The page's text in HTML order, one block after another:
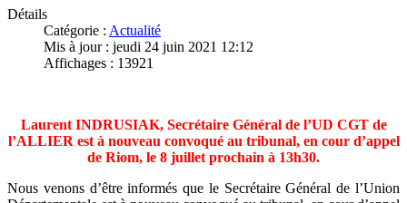
Détails
Catégorie : Actualité
Mis à jour : jeudi 24 juin 2021 12:12
Affichages : 13921
Laurent INDRUSIAK, Secrétaire Général de l’UD CGT de
l’ALLIER est à nouveau convoqué au tribunal, en cour d’appel
de Riom, le 8 juillet prochain à 13h30.
Nous venons d’être informés que le Secrétaire Général de l’Union